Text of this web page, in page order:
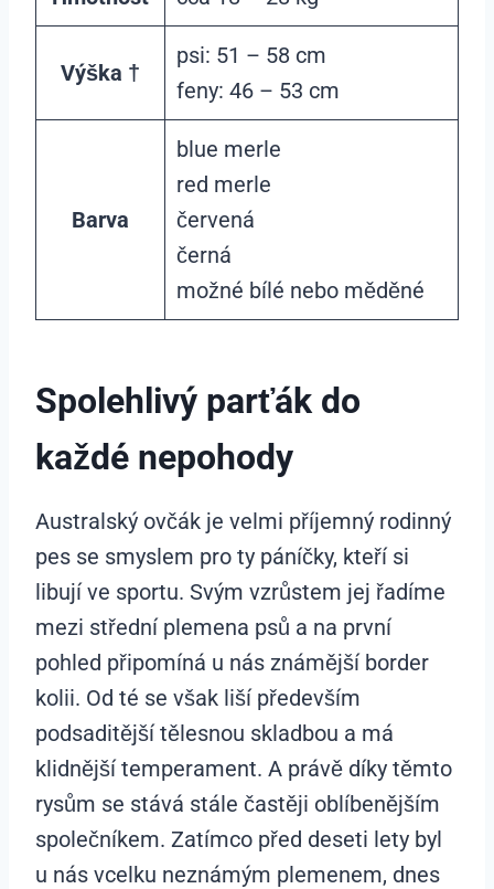
Výška †
psi: 51 – 58 cm
feny: 46 – 53 cm
Barva
blue merle
red merle
červená
černá
možné bílé nebo měděné
Spolehlivý parťák do
každé nepohody
Australský ovčák je velmi příjemný rodinný
pes se smyslem pro ty páníčky, kteří si
libují ve sportu. Svým vzrůstem jej řadíme
mezi střední plemena psů a na první
pohled připomíná u nás známější border
kolii. Od té se však liší především
podsaditější tělesnou skladbou a má
klidnější temperament. A právě díky těmto
rysům se stává stále častěji oblíbenějším
společníkem. Zatímco před deseti lety byl
u nás vcelku neznámým plemenem, dnes